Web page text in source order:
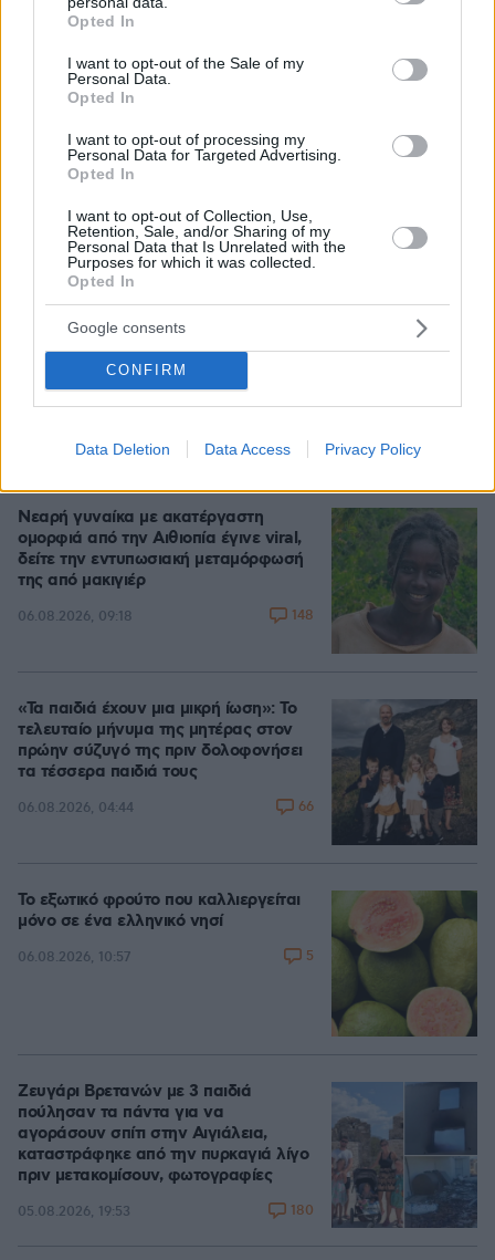
grant or deny consent to Google and its third-party tags to
use your data for below specified purposes in below Google
consent section.
Opted In
I want to opt-out of the Sale of my
Personal Data.
Opted In
I want to opt-out of processing my
Personal Data for Targeted Advertising.
Opted In
I want to opt-out of Collection, Use,
Retention, Sale, and/or Sharing of my
Personal Data that Is Unrelated with the
Purposes for which it was collected.
Opted In
Google consents
CONFIRM
Data Deletion Data Access Privacy Policy
Οι πρώτες εικόνες του νέου Canadair 515 που
έρχεται Ελλάδα και θα πετά και νύχτα
06.08.2026, 10:22
Loaded
Κολυμβητής με καρκίνο στον
εγκέφαλο ξέσπασε σε κλάματα προς
τον Βρετανό πρωθυπουργό: Ικετεύω
για τη ζωή όλων μας, ο πόνος είναι
αφόρητος
06.08.2026, 11:29 50
Νεαρή γυναίκα με ακατέργαστη
ομορφιά από την Αιθιοπία έγινε viral,
δείτε την εντυπωσιακή μεταμόρφωσή
της από μακιγιέρ
06.08.2026, 09:18 148
«Τα παιδιά έχουν μια μικρή ίωση»: Το
τελευταίο μήνυμα της μητέρας στον
πρώην σύζυγό της πριν δολοφονήσει
τα τέσσερα παιδιά τους
06.08.2026, 04:44 66
Το εξωτικό φρούτο που καλλιεργείται
μόνο σε ένα ελληνικό νησί
06.08.2026, 10:57 5
Ζευγάρι Βρετανών με 3 παιδιά
πούλησαν τα πάντα για να
αγοράσουν σπίτι στην Αιγιάλεια,
καταστράφηκε από την πυρκαγιά λίγο
πριν μετακομίσουν, φωτογραφίες
05.08.2026, 19:53 180